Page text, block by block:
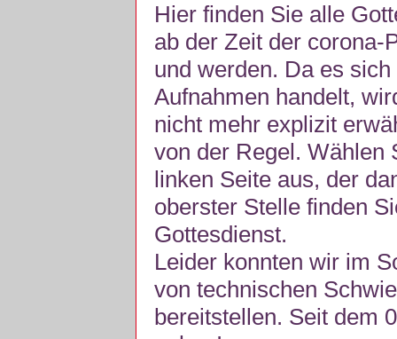
Hier finden Sie alle
ab der Zeit der corona-
und werden. Da es
Aufnahmen handelt,
nicht mehr explizit
von der Regel. Wählen
linken Seite aus, der
oberster Stelle finden
Gottesdienst.
Leider konnten wir im
von technischen
bereitstellen. Seit dem